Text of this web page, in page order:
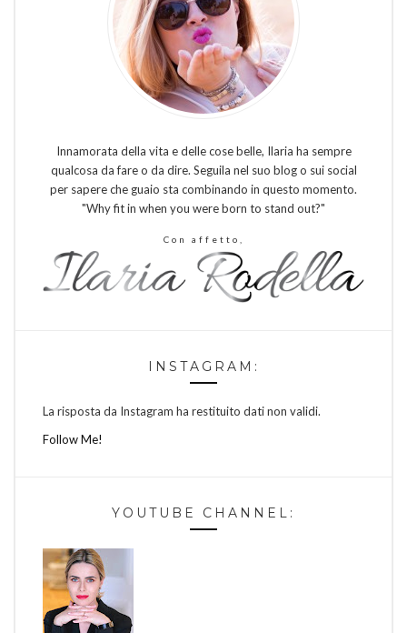
Innamorata della vita e delle cose belle, Ilaria ha sempre
qualcosa da fare o da dire. Seguila nel suo blog o sui social
per sapere che guaio sta combinando in questo momento.
"Why fit in when you were born to stand out?"
Con affetto,
INSTAGRAM:
La risposta da Instagram ha restituito dati non validi.
Follow Me!
YOUTUBE CHANNEL: